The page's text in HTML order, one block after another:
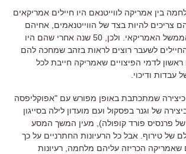
בין אמריקה לווייטנאם היו חיילים אמריקאים
צריכים להיות בצד של הווייטנאמים
אחיהם
הממשל האמריקאי
ולכן
שנה אחרי שהם היו
לשעבר רוצים לראות בזהב שמחכה להם
ראשון לדמי הפיצויים שאמריקה חייבת לכל
עבדות ודיכוי
שמתכתבת באופן מפורש עם "אפוקליפסה
של וגנר בפסקול ועם מועדון לילה בסייגון
פרנסיס פורד קופולה), מעין המשך המסע
של טירוף
אבל כל הרעיונות החתרניים על כך
שאמריקה הכריזה עליהם מלחמה רעיונות